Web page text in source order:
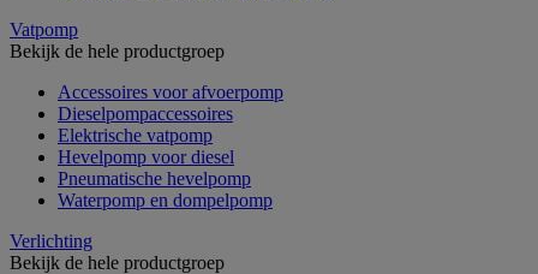
Vatpomp
Bekijk de hele productgroep
Accessoires voor afvoerpomp
Dieselpompaccessoires
Elektrische vatpomp
Hevelpomp voor diesel
Pneumatische hevelpomp
Waterpomp en dompelpomp
Verlichting
Bekijk de hele productgroep